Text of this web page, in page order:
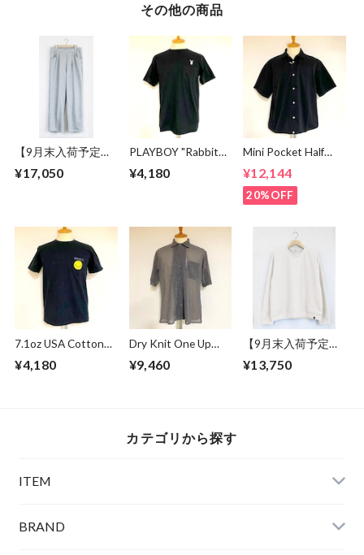
その他の商品
【9月末入荷予定】
Sweat Wide Easy
Pants Gray
¥17,050
PLAYBOY "Rabbit
Head" Embroidery
Logo T-Shirt Black
¥4,180
Mini Pocket Half
Sleeve Shirts Black
¥12,144
20%OFF
7.1oz USA Cotton
Pocket S/S T-
¥4,180
Dry Knit One Up
Beige
¥9,460
【9月末入荷予定】
Sewn Off White
¥13,750
カテゴリから探す
ITEM
BRAND